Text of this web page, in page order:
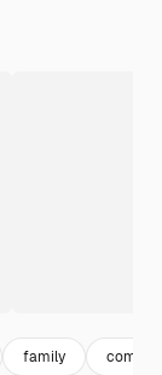
family